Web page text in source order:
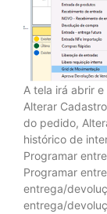
A tela irá abrir
Alterar
do pedido,
histórico de
Programar
Programar
entrega/
entrega/